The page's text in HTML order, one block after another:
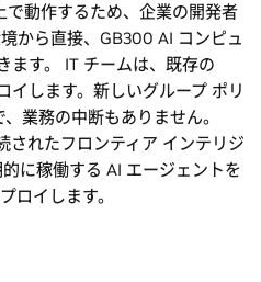
動作するため、企業の開発者
から直接、GB300 AI コンピュ
ます。 IT チームは、既存の
します。新しいグループ ポリ
業務の中断もありません。
れたフロンティア インテリジ
に稼働する AI エージェントを
ロイします。